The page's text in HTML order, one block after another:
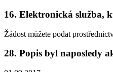
16. Elektronická služba,
Žádost můžete podat
28. Popis byl naposledy